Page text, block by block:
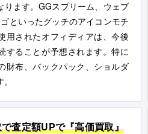
ります。GGスプリーム、ウェブ
といったグッチのアイコンモチ
用されたオフィディアは、今後
することが予想されます。特に
財布、バックパック、ショルダ
査定額UPで『高価買取』